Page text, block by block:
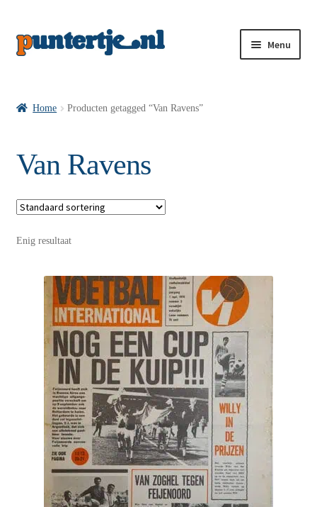
Menu
VI’s met Posters
Wie is puntertje
Puntertjes
Contact
Home Producten getagged “Van Ravens”
Van Ravens
Enig resultaat